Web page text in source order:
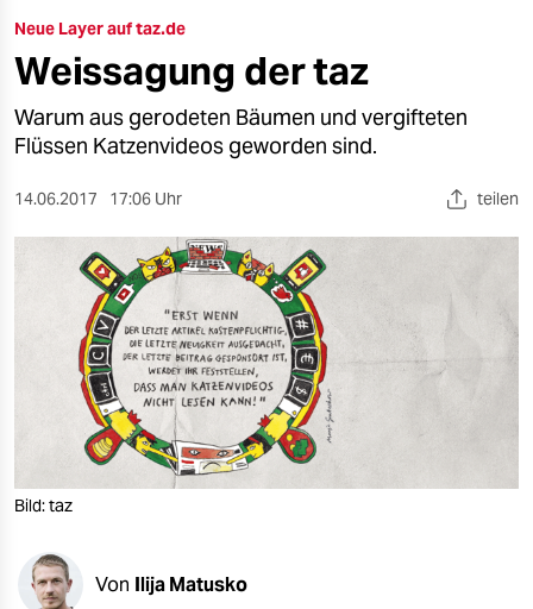
öko
gesellschaft
kultur
sport
berlin
wahrheit
veranstaltungen
shop
fragen & hilfe
Neue Layer auf taz.de
Weissagung der taz
Warum aus gerodeten Bäumen und vergifteten
Flüssen Katzenvideos geworden sind.
14.06.2017 17:06 Uhr teilen
Bild: taz
Von Ilija Matusko